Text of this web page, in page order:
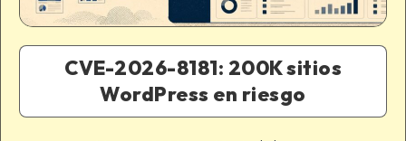
CVE-2026-8181: 200K sitios
WordPress en riesgo